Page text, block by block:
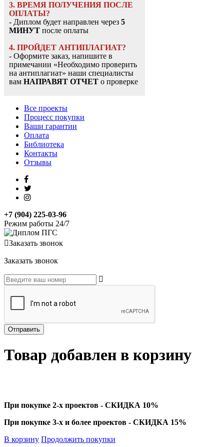
3. ВРЕМЯ ПОЛУЧЕНИЯ ПОСЛЕ
ОПЛАТЫ?
- Диплом будет направлен через 5
МИНУТ после оплаты
4. ПРОЙДЕТ АНТИПЛАГИАТ?
- Оформите заказ, напишите в
примечании «Необходимо проверить
на антиплагиат» наши специалисты
вам НАПРАВЯТ ОТЧЕТ о проверке
Все проекты
Процесс покупки
Ваши гарантии
Оплата
Библиотека
Контакты
Отзывы
+7 (904) 225-03-96
Режим работы 24/7
Заказать звонок
Заказать звонок
Товар добавлен в корзину
При покупке 2-х проектов - СКИДКА 10%
При покупке 3-х и более проектов - СКИДКА 15%
В корзину Продолжить покупки